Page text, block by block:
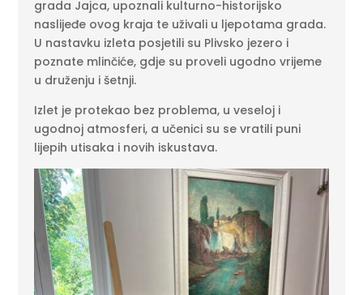
grada Jajca, upoznali kulturno-historijsko
naslijeđe ovog kraja te uživali u ljepotama grada.
U nastavku izleta posjetili su Plivsko jezero i
poznate mlinčiće, gdje su proveli ugodno vrijeme
u druženju i šetnji.
Izlet je protekao bez problema, u veseloj i
ugodnoj atmosferi, a učenici su se vratili puni
lijepih utisaka i novih iskustava.